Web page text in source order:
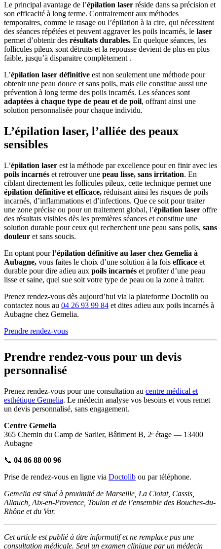
Le principal avantage de l’épilation laser réside dans sa précision et
son efficacité à long terme. Contrairement aux méthodes
temporaires, comme le rasage ou l’épilation à la cire, qui nécessitent
des séances répétées et peuvent aggraver les poils incarnés, le laser
permet d’obtenir des résultats durables. En quelque séances, les
follicules pileux sont détruits et la repousse devient de plus en plus
faible, jusqu’à disparaitre complètement .
L’épilation laser définitive est non seulement une méthode pour
obtenir une peau douce et sans poils, mais elle constitue aussi une
prévention à long terme des poils incarnés. Les séances sont
adaptées à chaque type de peau et de poil, offrant ainsi une
solution personnalisée pour chaque individu.
L’épilation laser, l’alliée des peaux
sensibles
L’épilation laser est la méthode par excellence pour en finir avec les
poils incarnés et retrouver une peau lisse, sans irritation. En
ciblant directement les follicules pileux, cette technique permet une
épilation définitive et efficace, réduisant ainsi les risques de poils
incarnés, d’inflammations et d’infections. Que ce soit pour traiter
une zone précise ou pour un traitement global, l’épilation laser offre
des résultats visibles dès les premières séances et constitue une
solution durable pour ceux qui recherchent une peau sans poils, sans
douleur et sans soucis.
En optant pourl’épilation définitive au laser chez Gemelia à
Aubagne, vous faites le choix d’une solution à la fois efficace et
durable pour dire adieu aux poils incarnés et profiter d’une peau
lisse et saine, quel sue soit votre type de peau ou la zone à traiter.
Prenez rendez-vous dès aujourd’hui via la plateforme Doctolib ou
contactez nous au 04 26 93 99 84 et dites adieu aux poils incarnés à
Aubagne chez Gemelia.
Prendre rendez-vous
Prendre rendez-vous pour un devis
personnalisé
Prenez rendez-vous pour une consultation au centre médical et
esthétique Gemelia. Le médecin analyse vos besoins et vous remet
un devis personnalisé, sans engagement.
Centre Gemelia
365 Chemin du Camp de Sarlier, Bâtiment B, 2ᵉ étage — 13400
Aubagne
📞 04 86 88 00 96
Prise de rendez-vous en ligne via Doctolib ou par téléphone.
Gemelia est situé à proximité de Marseille, La Ciotat, Cassis,
Allauch, Aix-en-Provence, Toulon et de l’ensemble des Bouches-du-
Rhône et du Var.
Cet article est publié à titre informatif et ne remplace pas une
consultation médicale. Seul un examen clinique par un médecin